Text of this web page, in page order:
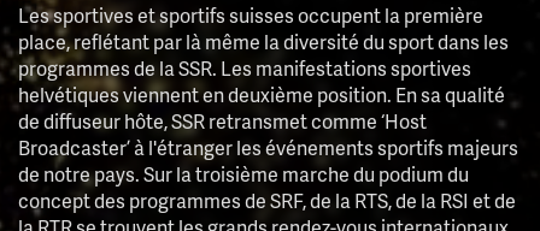
Les sportives et sportifs suisses occupent la première
place, reflétant par là même la diversité du sport dans les
programmes de la SSR. Les manifestations sportives
helvétiques viennent en deuxième position. En sa qualité
de diffuseur hôte, SSR retransmet comme ‘Host
Broadcaster’ à l'étranger les événements sportifs majeurs
de notre pays. Sur la troisième marche du podium du
concept des programmes de SRF, de la RTS, de la RSI et de